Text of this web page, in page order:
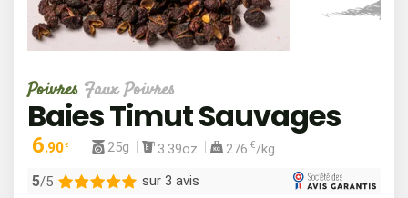
Poivres Faux Poivres
Baies Timut Sauvages
6.90 € 25g 3.39oz 276 €/kg
5/5 sur 3 avis